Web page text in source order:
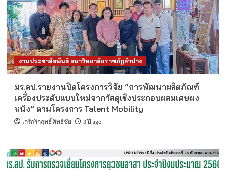
งานประชาสัมพันธ์ มหาวิทยาลัยราชภัฏลำปาง
มร.ลป.รายงานปิดโครงการวิจัย “การพัฒนาผลิตภัณฑ์
เครื่องประดับแบบใหม่จากวัสดุเชิงประกอบผสมเศษผง
หนัง” ตามโครงการ Talent Mobility
เกริกริกฤทธิ์ สิทธิชัย 3 ปี ago